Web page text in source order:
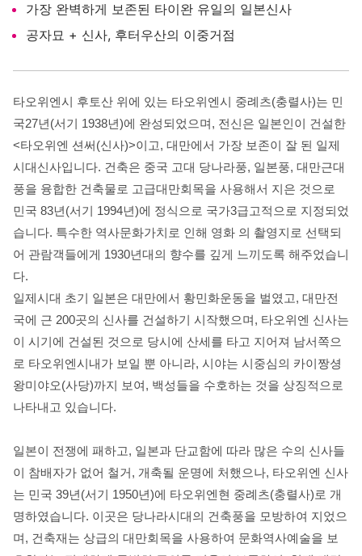
가장 완벽하게 보존된 타이완 유일의 일본신사
공자묘 + 신사, 후터우산의 이중거점
타오위엔시 후토산 위에 있는 타오위엔시 중례츠(충렬사)는 민
국27년(서기 1938년)에 완성되었으며, 전신은 일본인이 건설한
<타오위엔 션써(신사)>이고, 대만에서 가장 보존이 잘 된 일제
시대신사입니다. 건축은 중국 고대 당나라풍, 일본풍, 대만근대
풍을 융합한 건축물로 고급대만회목을 사용해서 지은 것으로
민국 83년(서기 1994년)에 정식으로 국가3급고적으로 지정되었
습니다. 특수한 역사문화가치로 인해 영화 의 촬영지로 선택되
어 관람객들에게 1930년대의 향수를 깊게 느끼도록 해주었습니
다.
일제시대 초기 일본은 대만에서 황민화운동을 벌였고, 대만전
국에 근 200곳의 신사를 건설하기 시작했으며, 타오위엔 신사는
이 시기에 건설된 것으로 당시에 산세를 타고 지어져 남서쪽으
로 타오위엔시내가 보일 뿐 아니라, 시야는 시중심의 카이짱셩
왕미야오(사당)까지 보여, 백성들을 수호하는 것을 상징적으로
나타내고 있습니다.
일본이 전쟁에 패하고, 일본과 단교함에 따라 많은 수의 신사들
이 참배자가 없어 철거, 개축될 운명에 처했으나, 타오위엔 신사
는 민국 39년(서기 1950년)에 타오위엔현 중례츠(충렬사)로 개
명하였습니다. 이곳은 당나라시대의 건축풍을 모방하여 지었으
며, 건축재는 상급의 대만회목을 사용하여 문화역사예술을 보